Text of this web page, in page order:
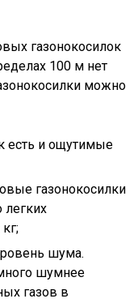
газонокосилок
100 м нет
можно
есть и ощутимые
газонокосилки
легких
шума.
шумнее
газов в